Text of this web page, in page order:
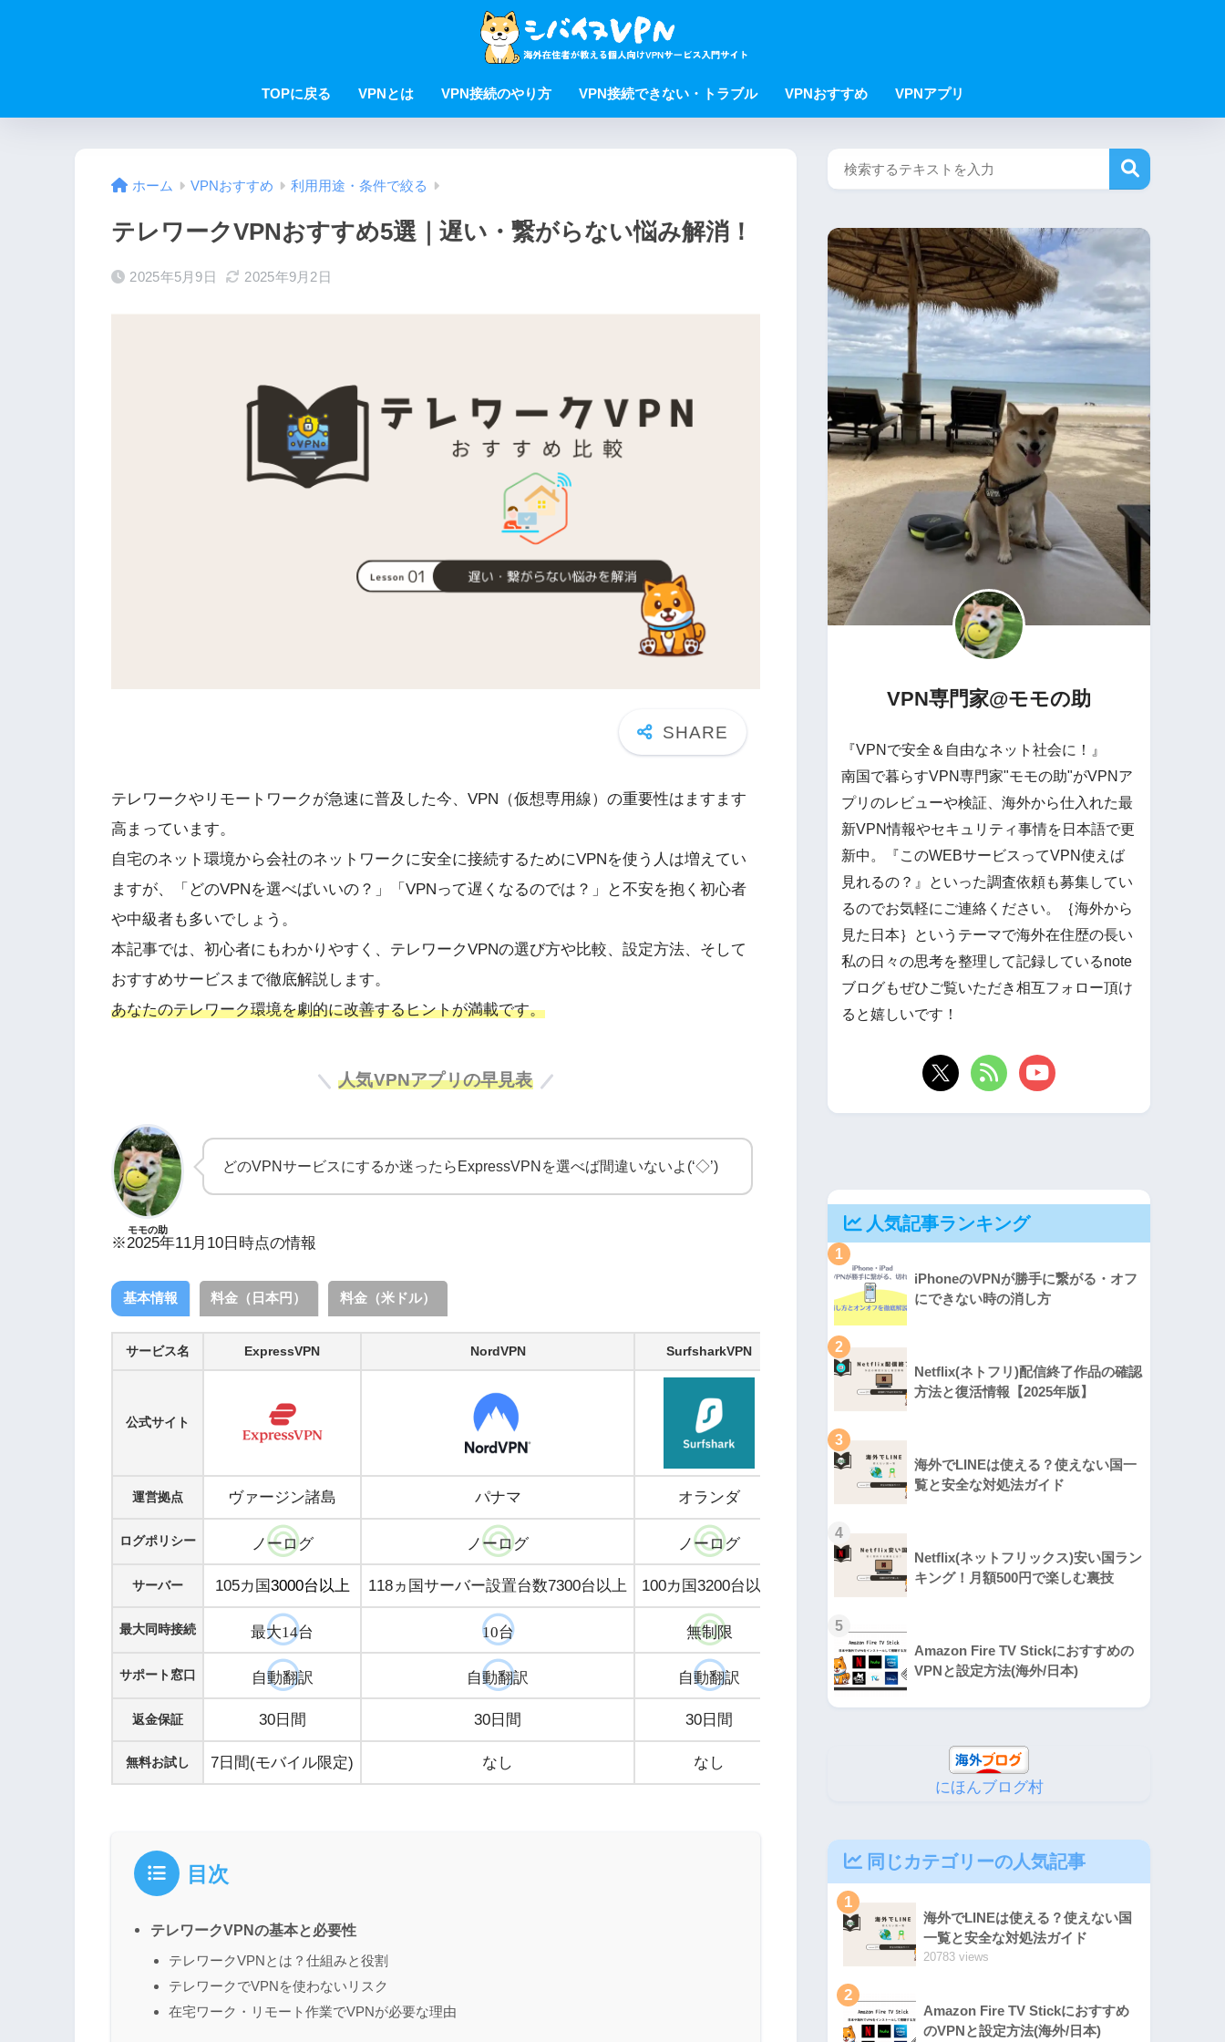
TOPに戻る VPNとは VPN接続のやり方 VPN接続できない・トラブル VPNおすすめ VPNアプリ
ホーム VPNおすすめ 利用用途・条件で絞る
テレワークVPNおすすめ5選｜遅い・繋がらない悩み解消！
2025年5月9日 2025年9月2日
テレワークやリモートワークが急速に普及した今、VPN（仮想専用線）の重要性はますます
高まっています。
自宅のネット環境から会社のネットワークに安全に接続するためにVPNを使う人は増えてい
ますが、「どのVPNを選べばいいの？」「VPNって遅くなるのでは？」と不安を抱く初心者
や中級者も多いでしょう。
本記事では、初心者にもわかりやすく、テレワークVPNの選び方や比較、設定方法、そして
おすすめサービスまで徹底解説します。
あなたのテレワーク環境を劇的に改善するヒントが満載です。
人気VPNアプリの早見表
モモの助
どのVPNサービスにするか迷ったらExpressVPNを選べば間違いないよ(‘◇’)ゞ
※2025年11月10日時点の情報
基本情報 料金（日本円） 料金（米ドル）
サービス名 ExpressVPN NordVPN SurfsharkVPN
公式サイト
運営拠点 ヴァージン諸島 パナマ オランダ
ログポリシー ノーログ ノーログ ノーログ
サーバー 105カ国3000台以上 118ヵ国サーバー設置台数7300台以上 100カ国3200台以上
最大同時接続 最大14台 10台 無制限
サポート窓口 自動翻訳 自動翻訳 自動翻訳
返金保証 30日間 30日間 30日間
無料お試し 7日間(モバイル限定) なし なし
目次
テレワークVPNの基本と必要性
テレワークVPNとは？仕組みと役割
テレワークでVPNを使わないリスク
在宅ワーク・リモート作業でVPNが必要な理由
VPN専門家@モモの助
『VPNで安全＆自由なネット社会に！』
南国で暮らすVPN専門家"モモの助"がVPNア
プリのレビューや検証、海外から仕入れた最
新VPN情報やセキュリティ事情を日本語で更
新中。『このWEBサービスってVPN使えば
見れるの？』といった調査依頼も募集してい
るのでお気軽にご連絡ください。｛海外から
見た日本｝というテーマで海外在住歴の長い
私の日々の思考を整理して記録しているnote
ブログもぜひご覧いただき相互フォロー頂け
ると嬉しいです！
人気記事ランキング
1
iPhoneのVPNが勝手に繋がる・オフ
にできない時の消し方
2
Netflix(ネトフリ)配信終了作品の確認
方法と復活情報【2025年版】
3
海外でLINEは使える？使えない国一
覧と安全な対処法ガイド
4
Netflix(ネットフリックス)安い国ラン
キング！月額500円で楽しむ裏技
5
Amazon Fire TV Stickにおすすめの
VPNと設定方法(海外/日本)
にほんブログ村
同じカテゴリーの人気記事
1
海外でLINEは使える？使えない国
一覧と安全な対処法ガイド
20783 views
2
Amazon Fire TV Stickにおすすめ
のVPNと設定方法(海外/日本)